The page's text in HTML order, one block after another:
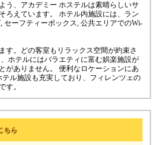
う、アカデミー ホステルは素晴らしいサ
ろえています。 ホテル内施設には、ラン
セーフティーボックス, 公共エリアでのWi-
す。どの客室もリラックス空間が約束さ
ホテルにはバラエティに富む娯楽施設が
がありません。 便利なロケーションにあ
ル施設も充実しており、フィレンツェの
す。
ちら